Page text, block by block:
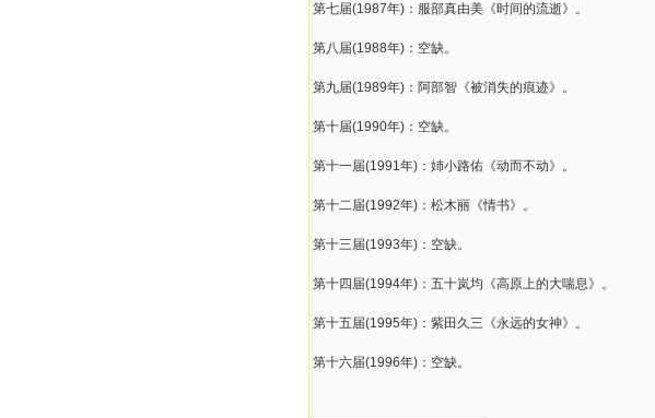
第七届(1987年)：服部真由美《时间的流逝》。
第八届(1988年)：空缺。
第九届(1989年)：阿部智《被消失的痕迹》。
第十届(1990年)：空缺。
第十一届(1991年)：姉小路佑《动而不动》。
第十二届(1992年)：松木丽《情书》。
第十三届(1993年)：空缺。
第十四届(1994年)：五十岚均《高原上的大喘息》。
第十五届(1995年)：紫田久三《永远的女神》。
第十六届(1996年)：空缺。